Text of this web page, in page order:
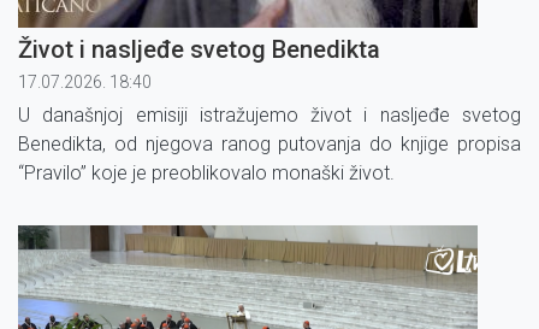
Život i nasljeđe svetog Benedikta
17.07.2026. 18:40
U današnjoj emisiji istražujemo život i nasljeđe svetog
Benedikta, od njegova ranog putovanja do knjige propisa
“Pravilo” koje je preoblikovalo monaški život.